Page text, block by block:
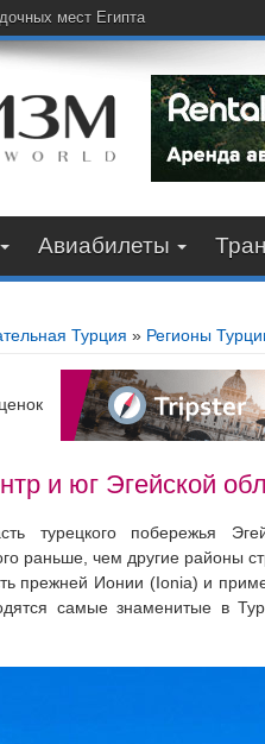
мест Египта
Авиабилеты
Турция » Регионы
и юг Эгейской
турецкого побережья
раньше, чем другие районы
прежней Ионии (Ionia) и
самые знаменитые в